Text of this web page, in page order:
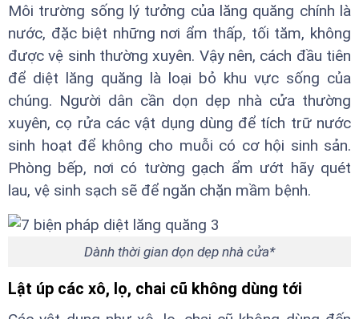
Môi trường sống lý tưởng của lăng quăng chính là
nước, đặc biệt những nơi ẩm thấp, tối tăm, không
được vệ sinh thường xuyên. Vậy nên, cách đầu tiên
để diệt lăng quăng là loại bỏ khu vực sống của
chúng. Người dân cần dọn dẹp nhà cửa thường
xuyên, cọ rửa các vật dụng dùng để tích trữ nước
sinh hoạt để không cho muỗi có cơ hội sinh sản.
Phòng bếp, nơi có tường gạch ẩm ướt hãy quét
lau, vệ sinh sạch sẽ để ngăn chặn mầm bệnh.
Dành thời gian dọn dẹp nhà cửa*
Lật úp các xô, lọ, chai cũ không dùng tới